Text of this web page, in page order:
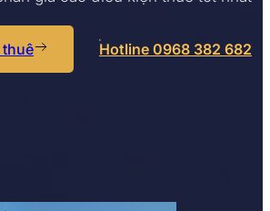
thuê Hotline 0968 382 682